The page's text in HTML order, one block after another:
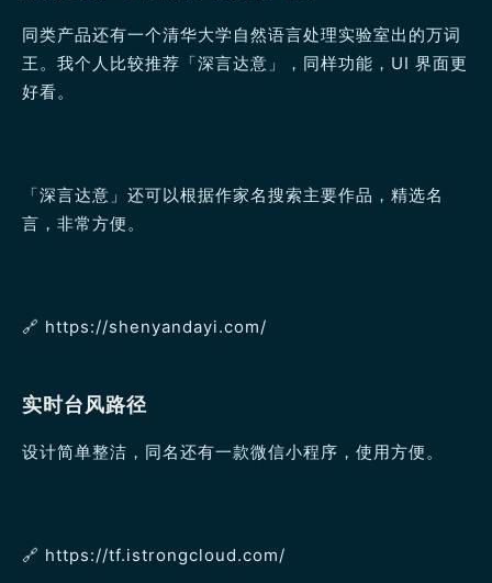
同类产品还有一个清华大学自然语言处理实验室出的万词
王。我个人比较推荐「深言达意」，同样功能，UI 界面更
好看。
「深言达意」还可以根据作家名搜索主要作品，精选名
言，非常方便。
🔗️ https://shenyandayi.com/
实时台风路径
设计简单整洁，同名还有一款微信小程序，使用方便。
🔗️ https://tf.istrongcloud.com/